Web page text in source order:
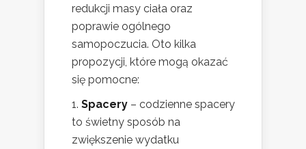
redukcji masy ciała oraz
poprawie ogólnego
samopoczucia. Oto kilka
propozycji, które mogą okazać
się pomocne:
Spacery – codzienne spacery
to świetny sposób na
zwiększenie wydatku